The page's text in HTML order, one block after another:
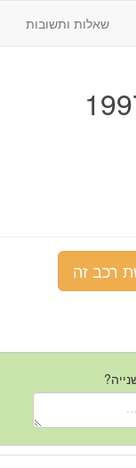
שאלות ותשובות
רכב זה